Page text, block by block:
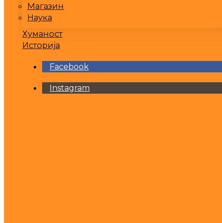
Магазин
Наука
Хуманост
Историја
Facebook
Instagram